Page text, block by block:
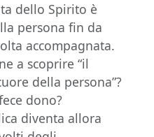
dello Spirito è
persona fin da
accompagnata.
a scoprire “il
della persona”?
dono?
diventa allora